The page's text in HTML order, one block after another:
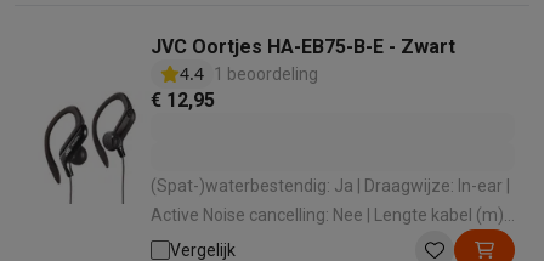
JVC Oortjes HA-EB75-B-E - Zwart
4.4 1 beoordeling
€ 12,95
(Spat-)waterbestendig: Ja | Draagwijze: In-ear |
Active Noise cancelling: Nee | Lengte kabel (m):
1.2 mVergelijk